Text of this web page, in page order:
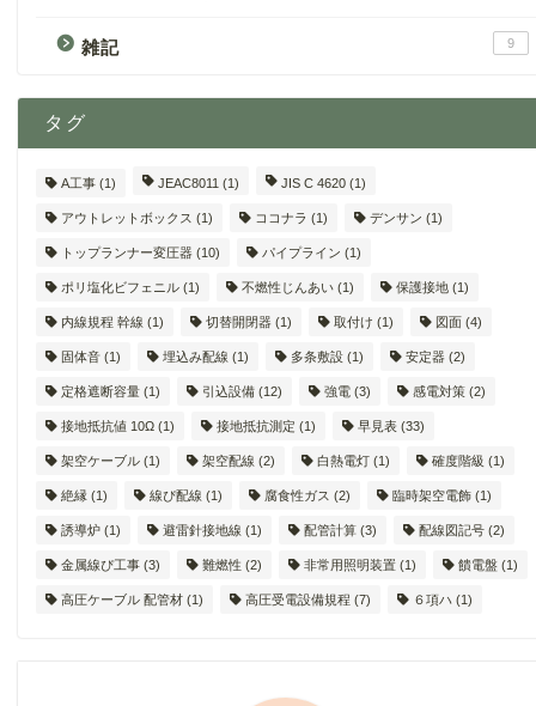
雑記 9
タグ
A工事 (1) JEAC8011 (1) JIS C 4620 (1)
アウトレットボックス (1) ココナラ (1) デンサン (1)
トップランナー変圧器 (10) パイプライン (1)
ポリ塩化ビフェニル (1) 不燃性じんあい (1) 保護接地 (1)
内線規程 幹線 (1) 切替開閉器 (1) 取付け (1) 図面 (4)
固体音 (1) 埋込み配線 (1) 多条敷設 (1) 安定器 (2)
定格遮断容量 (1) 引込設備 (12) 強電 (3) 感電対策 (2)
接地抵抗値 10Ω (1) 接地抵抗測定 (1) 早見表 (33)
架空ケーブル (1) 架空配線 (2) 白熱電灯 (1) 確度階級 (1)
絶縁 (1) 線ぴ配線 (1) 腐食性ガス (2) 臨時架空電飾 (1)
誘導炉 (1) 避雷針接地線 (1) 配管計算 (3) 配線図記号 (2)
金属線ぴ工事 (3) 難燃性 (2) 非常用照明装置 (1) 饋電盤 (1)
高圧ケーブル 配管材 (1) 高圧受電設備規程 (7) ６項ハ (1)